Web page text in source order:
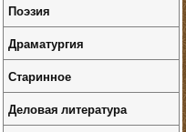
Поэзия
Драматургия
Старинное
Деловая литература